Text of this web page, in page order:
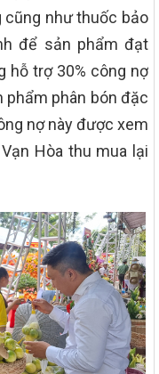
như thuốc bảo
để sản phẩm đạt
hỗ trợ 30% công nợ
phẩm phân bón đặc
nợ này được xem
Hòa thu mua lại